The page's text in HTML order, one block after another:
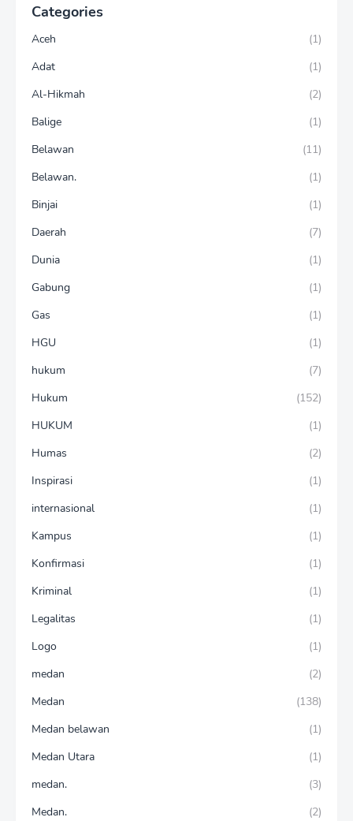
Categories
Aceh
(1)
Adat
(1)
Al-Hikmah
(2)
Balige
(1)
Belawan
(11)
Belawan.
(1)
Binjai
(1)
Daerah
(7)
Dunia
(1)
Gabung
(1)
Gas
(1)
HGU
(1)
hukum
(7)
Hukum
(152)
HUKUM
(1)
Humas
(2)
Inspirasi
(1)
internasional
(1)
Kampus
(1)
Konfirmasi
(1)
Kriminal
(1)
Legalitas
(1)
Logo
(1)
medan
(2)
Medan
(138)
Medan belawan
(1)
Medan Utara
(1)
medan.
(3)
Medan.
(2)